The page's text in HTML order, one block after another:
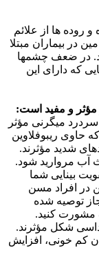
روده ها از علائم
در بیماران مبتلا
در ضعف چشمها
که دارای این
مؤثر و مفید است:
میگرنی مؤثر
حاوی ریبوفلاوین
شدید مؤثرند.
آب مروارید شود.
بینایی شما
در افراد مسن
توصیه شده
شکل مؤثرند.
کم خونی، افزایش